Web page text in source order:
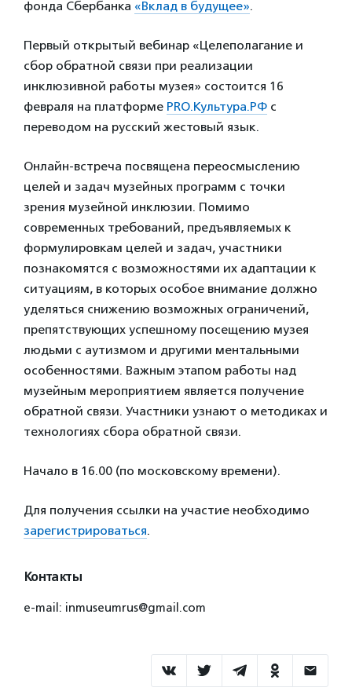
фонда Сбербанка «Вклад в будущее».
Первый открытый вебинар «Целеполагание и
сбор обратной связи при реализации
инклюзивной работы музея» состоится 16
февраля на платформе PRO.Культура.РФ с
переводом на русский жестовый язык.
Онлайн-встреча посвящена переосмыслению
целей и задач музейных программ с точки
зрения музейной инклюзии. Помимо
современных требований, предъявляемых к
формулировкам целей и задач, участники
познакомятся с возможностями их адаптации к
ситуациям, в которых особое внимание должно
уделяться снижению возможных ограничений,
препятствующих успешному посещению музея
людьми с аутизмом и другими ментальными
особенностями. Важным этапом работы над
музейным мероприятием является получение
обратной связи. Участники узнают о методиках и
технологиях сбора обратной связи.
Начало в 16.00 (по московскому времени).
Для получения ссылки на участие необходимо
зарегистрироваться.
Контакты
e-mail: inmuseumrus@gmail.com